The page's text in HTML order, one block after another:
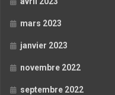
mars 2023
janvier 2023
novembre 2022
septembre 2022